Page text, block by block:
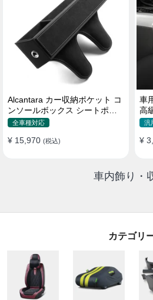
Alcantara カー収納ポケット コ
ンソールボックス シートポケ
ット 隙間ポケットセット
全車種対応
¥ 15,970 (税込)
車
高
ト汎
¥
車内飾り・
カテゴリ